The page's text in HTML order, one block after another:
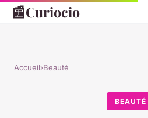
📰Curiocio
Accueil›Beauté
BEAUTÉ